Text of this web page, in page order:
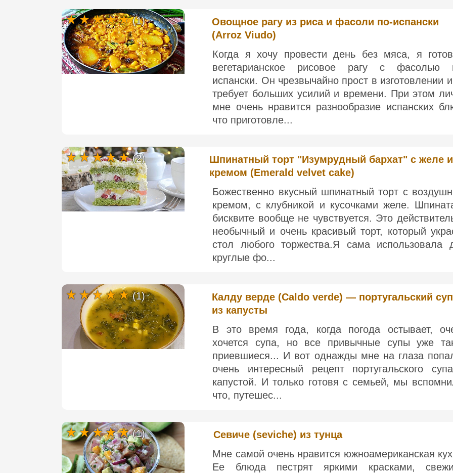
Овощное рагу из риса и фасоли по-испански
(Arroz Viudo)
Когда я хочу провести день без мяса, я
вегетарианское рисовое рагу с фасолью
испански. Он чрезвычайно прост в изготовлении
требует больших усилий и времени. При этом
мне очень нравится разнообразие испанских
что приготовле...
(1)
Шпинатный торт "Изумрудный бархат" с желе и
кремом (Emerald velvet cake)
Божественно вкусный шпинатный торт с
кремом, с клубникой и кусочками желе.
бисквите вообще не чувствуется. Это
необычный и очень красивый торт, который
стол любого торжества.Я сама использовала
круглые фо...
(2)
Калду верде (Caldo verde) — португальский суп
из капусты
В это время года, когда погода остывает,
хочется супа, но все привычные супы уже
приевшиеся... И вот однажды мне на глаза
очень интересный рецепт португальского
капустой. И только готовя с семьей, мы
что, путешес...
(1)
Севиче (seviche) из тунца
Мне самой очень нравится южноамериканская
Ее блюда пестрят яркими красками,
(1)